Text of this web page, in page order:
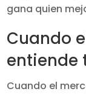
gana quien
Cuando
entiende
Cuando el